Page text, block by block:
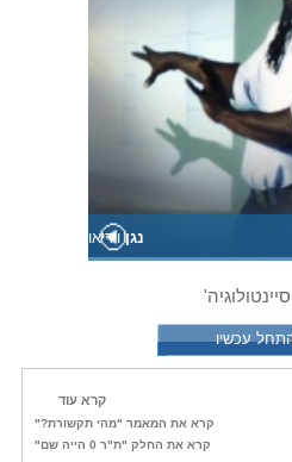
נגן וידיאו
עכשיו
קרא עוד
קרא את המאמר "מהי תקשורת?"
קרא את החלק "ת"ר 0 הייה שם"